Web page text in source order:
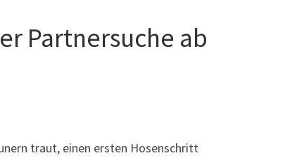
Partnersuche ab
traut, einen ersten Hosenschritt